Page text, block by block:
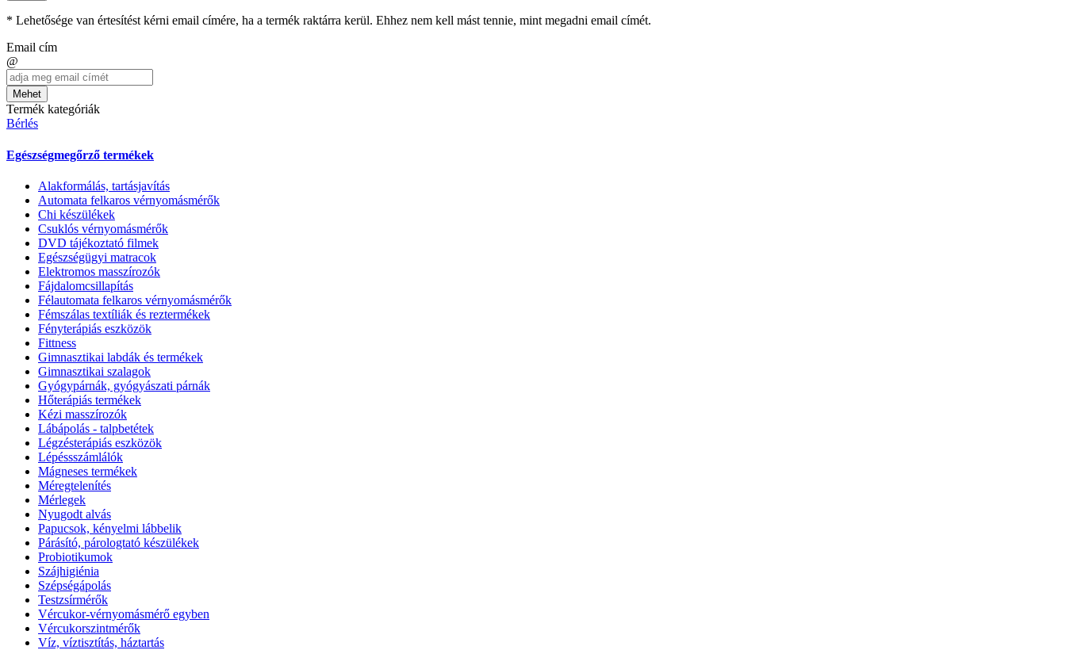
* Lehetősége van értesítést kérni email címére, ha a termék raktárra kerül. Ehhez nem kell mást tennie, mint megadni email címét.
Email cím
@
Mehet
Termék kategóriák
Bérlés
Egészségmegőrző termékek
Alakformálás, tartásjavítás
Automata felkaros vérnyomásmérők
Chi készülékek
Csuklós vérnyomásmérők
DVD tájékoztató filmek
Egészségügyi matracok
Elektromos masszírozók
Fájdalomcsillapítás
Félautomata felkaros vérnyomásmérők
Fémszálas textíliák és reztermékek
Fényterápiás eszközök
Fittness
Gimnasztikai labdák és termékek
Gimnasztikai szalagok
Gyógypárnák, gyógyászati párnák
Hőterápiás termékek
Kézi masszírozók
Lábápolás - talpbetétek
Légzésterápiás eszközök
Lépéssszámlálók
Mágneses termékek
Méregtelenítés
Mérlegek
Nyugodt alvás
Papucsok, kényelmi lábbelik
Párásító, párologtató készülékek
Probiotikumok
Szájhigiénia
Szépségápolás
Testzsírmérők
Vércukor-vérnyomásmérő egyben
Vércukorszintmérők
Víz, víztisztítás, háztartás